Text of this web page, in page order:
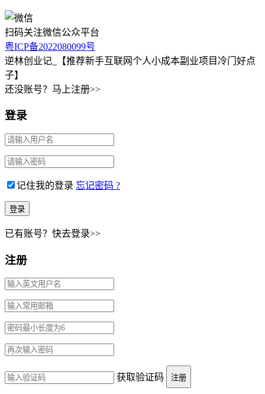
扫码关注微信公众平台
粤ICP备2022080099号
逆林创业记_【推荐新手互联网个人小成本副业项目冷门好点
子】
还没账号？马上注册>>
登录
记住我的登录 忘记密码 ?
已有账号？快去登录>>
注册
获取验证码